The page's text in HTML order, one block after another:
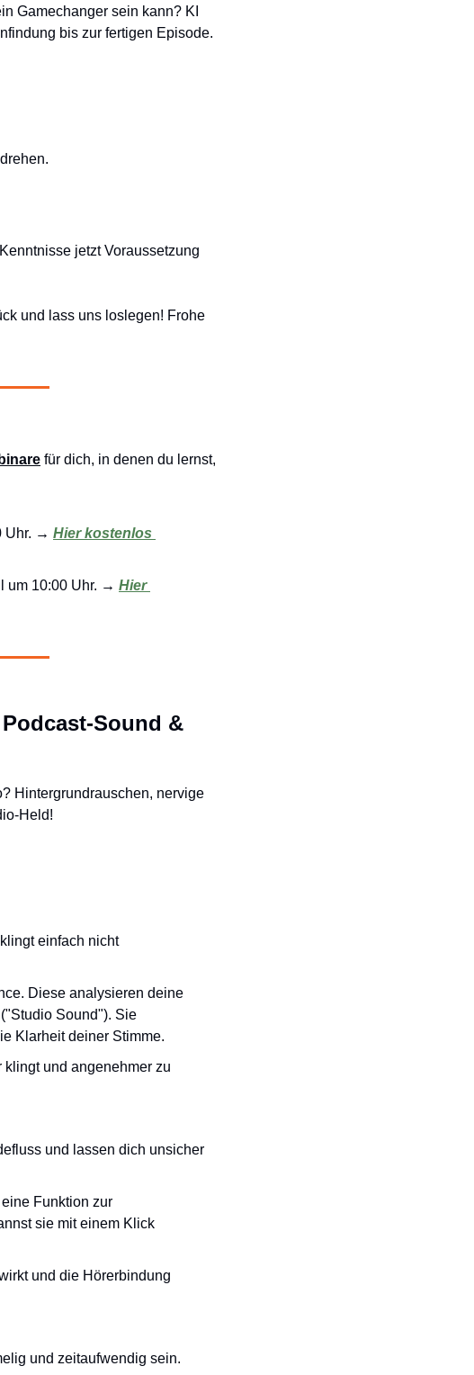
Gamechanger sein kann? KI
bis zur fertigen Episode.
jetzt Voraussetzung
und lass uns loslegen! Frohe
für dich, in denen du lernst,
Uhr. → Hier kostenlos
um 10:00 Uhr. → Hier
Sound &
Hintergrundrauschen, nervige
Held!
einfach nicht
Diese analysieren deine
Sound"). Sie
Klarheit deiner Stimme.
und angenehmer zu
und lassen dich unsicher
Funktion zur
sie mit einem Klick
und die Hörerbindung
und zeitaufwendig sein.